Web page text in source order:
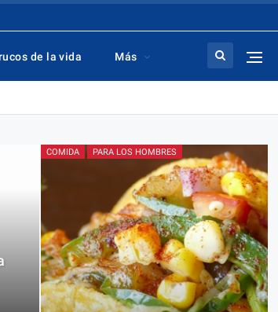
de la vida Más
COMIDA PARA LOS HOMBRES